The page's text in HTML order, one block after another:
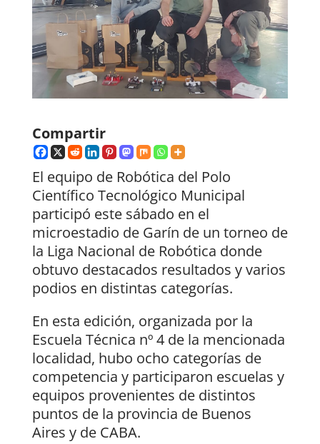
Compartir
El equipo de Robótica del Polo
Científico Tecnológico Municipal
participó este sábado en el
microestadio de Garín de un torneo de
la Liga Nacional de Robótica donde
obtuvo destacados resultados y varios
podios en distintas categorías.
En esta edición, organizada por la
Escuela Técnica nº 4 de la mencionada
localidad, hubo ocho categorías de
competencia y participaron escuelas y
equipos provenientes de distintos
puntos de la provincia de Buenos
Aires y de CABA.